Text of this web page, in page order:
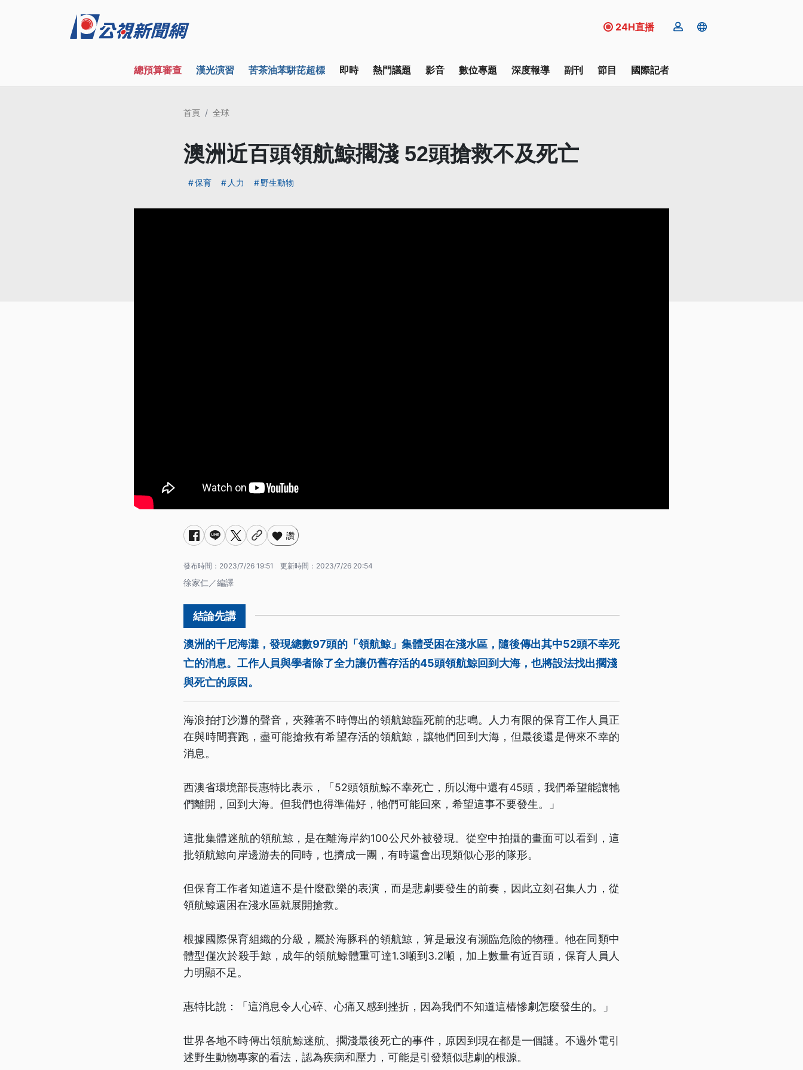
24H直播
總預算審查 漢光演習 苦茶油苯駢芘超標 即時 熱門議題 影音 數位專題 深度報導 副刊 節目 國際記者
首頁 全球
澳洲近百頭領航鯨擱淺 52頭搶救不及死亡
保育 人力 野生動物
讚
發布時間： 2023/7/26 19:51 更新時間： 2023/7/26 20:54
徐家仁／編譯
澳洲的千尼海灘，發現總數97頭的「領航鯨」集體受困在淺水區，隨後傳出其中52頭不幸死
亡的消息。工作人員與學者除了全力讓仍舊存活的45頭領航鯨回到大海，也將設法找出擱淺
與死亡的原因。
海浪拍打沙灘的聲音，夾雜著不時傳出的領航鯨臨死前的悲鳴。人力有限的保育工作人員正
在與時間賽跑，盡可能搶救有希望存活的領航鯨，讓牠們回到大海，但最後還是傳來不幸的
消息。
西澳省環境部長惠特比表示，「52頭領航鯨不幸死亡，所以海中還有45頭，我們希望能讓牠
們離開，回到大海。但我們也得準備好，牠們可能回來，希望這事不要發生。」
這批集體迷航的領航鯨，是在離海岸約100公尺外被發現。從空中拍攝的畫面可以看到，這
批領航鯨向岸邊游去的同時，也擠成一團，有時還會出現類似心形的隊形。
但保育工作者知道這不是什麼歡樂的表演，而是悲劇要發生的前奏，因此立刻召集人力，從
領航鯨還困在淺水區就展開搶救。
根據國際保育組織的分級，屬於海豚科的領航鯨，算是最沒有瀕臨危險的物種。牠在同類中
體型僅次於殺手鯨，成年的領航鯨體重可達1.3噸到3.2噸，加上數量有近百頭，保育人員人
力明顯不足。
惠特比說：「這消息令人心碎、心痛又感到挫折，因為我們不知道這樁慘劇怎麼發生的。」
世界各地不時傳出領航鯨迷航、擱淺最後死亡的事件，原因到現在都是一個謎。不過外電引
述野生動物專家的看法，認為疾病和壓力，可能是引發類似悲劇的根源。